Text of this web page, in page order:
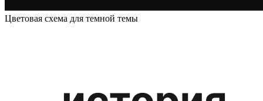
Цветовая схема для темной темы